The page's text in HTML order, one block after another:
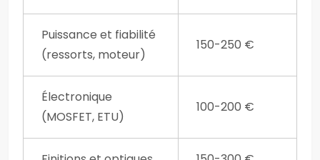
Puissance et fiabilité
(ressorts, moteur)
150-250 €
Électronique
(MOSFET, ETU)
100-200 €